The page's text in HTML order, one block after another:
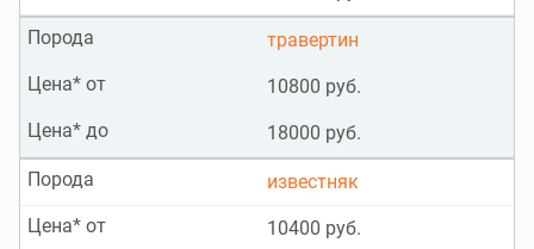
травертин
Порода
10800 руб.
Цена* от
18000 руб.
Цена* до
известняк
Порода
10400 руб.
Цена* от